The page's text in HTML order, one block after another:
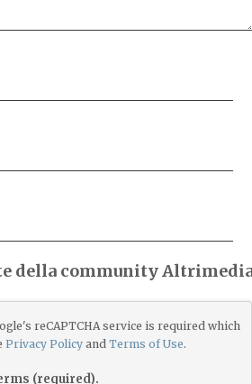
della community
reCAPTCHA service is required which
Privacy Policy and Terms of Use.
(required).